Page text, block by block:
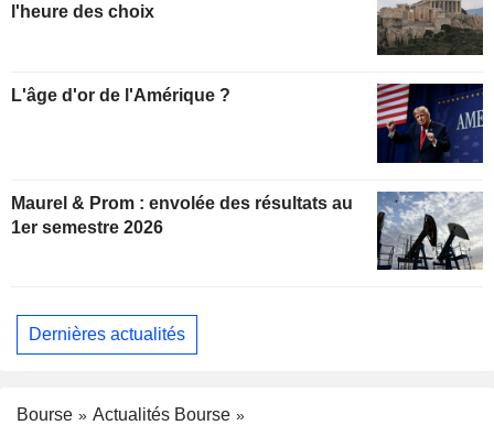
l'heure des choix
L'âge d'or de l'Amérique ?
Maurel & Prom : envolée des résultats au
1er semestre 2026
Dernières actualités
Bourse
Actualités Bourse